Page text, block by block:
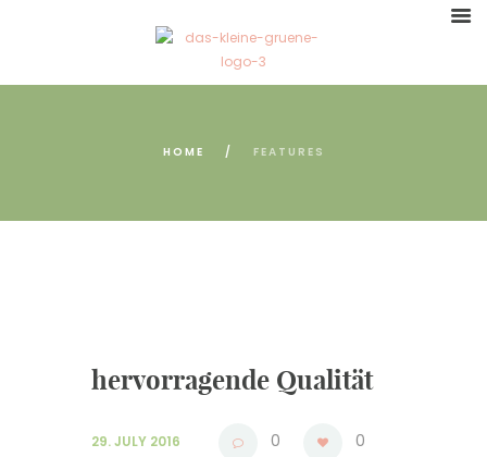
HOME FEATURES
hervorragende Qualität
29. JULY 2016 0 0